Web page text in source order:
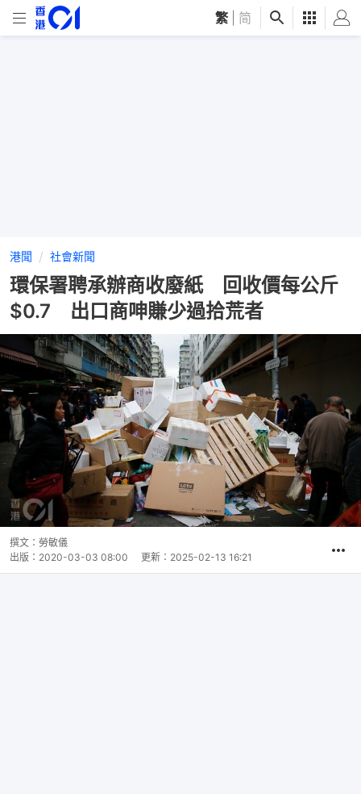
繁 简
港聞 社會新聞
環保署聘承辦商收廢紙 回收價每公斤
$0.7 出口商呻賺少過拾荒者
撰文： 勞敏儀
出版： 2020-03-03 08:00 更新： 2025-02-13 16:21